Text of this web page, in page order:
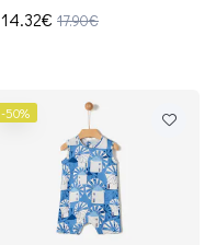
14.32€ 17.90€
-50%